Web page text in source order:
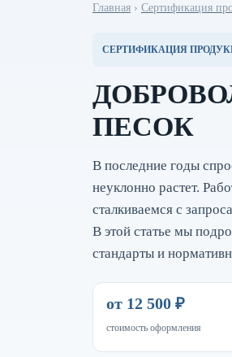
Главная › Сертификация
СЕРТИФИКАЦИЯ
ПЕСОК
В последние годы
неуклонно растет.
сталкиваемся с
В этой статье мы
стандарты и
от 12 500 ₽
стоимость оформления